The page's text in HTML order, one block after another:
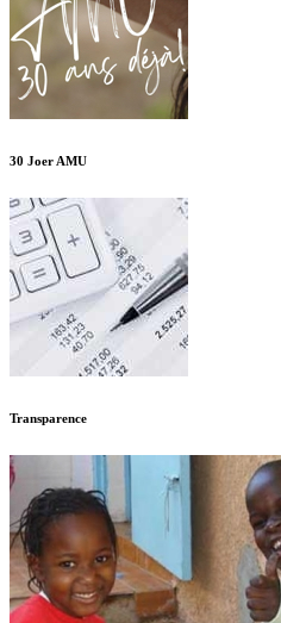
30 Joer AMU
Transparence